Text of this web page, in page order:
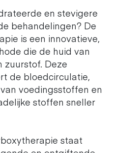
en stevigere
behandelingen? De
is een innovatieve,
die de huid van
zuurstof. Deze
de bloedcirculatie,
voedingsstoffen en
stoffen sneller
staat